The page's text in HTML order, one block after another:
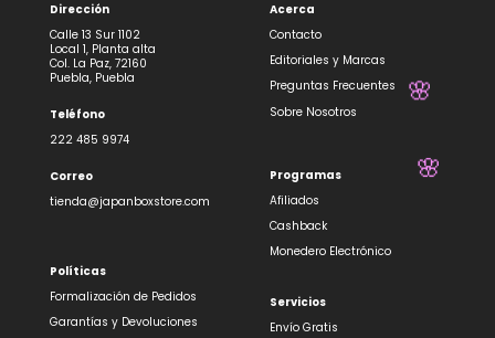
Dirección
Calle 13 Sur 1102
Local 1, Planta alta
Col. La Paz, 72160
Puebla, Puebla
Teléfono
222 485 9974
Correo
tienda@japanboxstore.com
Políticas
Formalización de Pedidos
Garantías y Devoluciones
Acerca
Contacto
Editoriales y Marcas
Preguntas Frecuentes
Sobre Nosotros
Programas
Afiliados
Cashback
Monedero Electrónico
Servicios
Envío Gratis
🌸
🎋 🌸